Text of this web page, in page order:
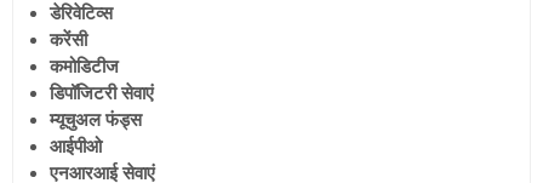
डेरिवेटिव्स
करेंसी
कमोडिटीज
डिपॉजिटरी सेवाएं
म्यूचुअल फंड्स
आईपीओ
एनआरआई सेवाएं